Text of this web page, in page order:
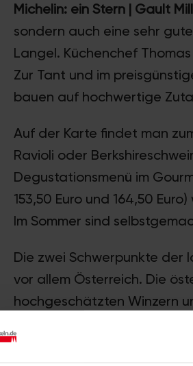
Michelin: ein Stern | Gault
sondern auch eine sehr
Langel. Küchenchef
Zur Tant und im
bauen auf hochwertige
Auf der Karte findet man
Ravioli oder
Degustationsmenü im
153,50 Euro und 164,50
Im Sommer sind
Die zwei Schwerpunkte der
vor allem Österreich. Die
hochgeschätzten Winzern